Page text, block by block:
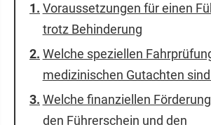
Voraussetzungen für einen
trotz Behinderung
Welche speziellen
medizinischen Gutachten
Welche finanziellen
den Führerschein und den